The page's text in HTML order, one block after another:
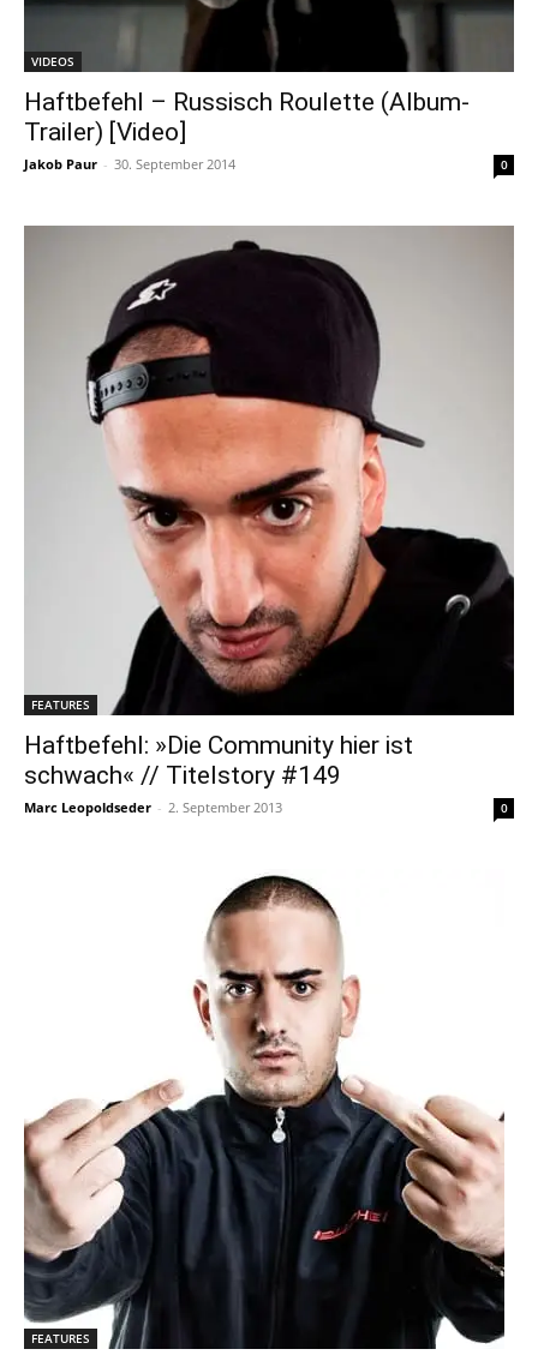
VIDEOS
Haftbefehl – Russisch Roulette (Album-
Trailer) [Video]
Jakob Paur - 30. September 2014 0
FEATURES
Haftbefehl: »Die Community hier ist
schwach« // Titelstory #149
Marc Leopoldseder - 2. September 2013 0
FEATURES